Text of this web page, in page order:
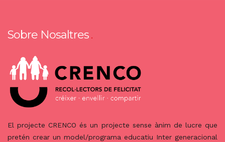
Sobre Nosaltres
El projecte CRENCO és un projecte sense ànim de lucre que
pretén crear un model/programa educatiu Inter generacional